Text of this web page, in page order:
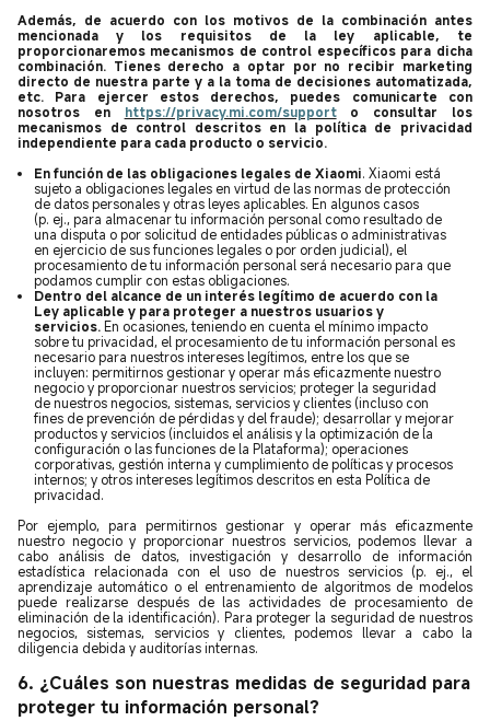
Además, de acuerdo con los motivos de la combinación antes
mencionada y los requisitos de la ley aplicable, te
proporcionaremos mecanismos de control específicos para dicha
combinación. Tienes derecho a optar por no recibir marketing
directo de nuestra parte y a la toma de decisiones automatizada,
etc. Para ejercer estos derechos, puedes comunicarte con
nosotros en https://privacy.mi.com/supporto consultar los
mecanismos de control descritos en la política de privacidad
independiente para cada producto o servicio.
En función de las obligaciones legales de Xiaomi. Xiaomi está
sujeto a obligaciones legales en virtud de las normas de protección
de datos personales y otras leyes aplicables. En algunos casos
(p. ej., para almacenar tu información personal como resultado de
una disputa o por solicitud de entidades públicas o administrativas
en ejercicio de sus funciones legales o por orden judicial), el
procesamiento de tu información personal será necesario para que
podamos cumplir con estas obligaciones.
Dentro del alcance de un interés legítimo de acuerdo con la
Ley aplicable y para proteger a nuestros usuarios y
servicios. En ocasiones, teniendo en cuenta el mínimo impacto
sobre tu privacidad, el procesamiento de tu información personal es
necesario para nuestros intereses legítimos, entre los que se
incluyen: permitirnos gestionar y operar más eficazmente nuestro
negocio y proporcionar nuestros servicios; proteger la seguridad
de nuestros negocios, sistemas, servicios y clientes (incluso con
fines de prevención de pérdidas y del fraude); desarrollar y mejorar
productos y servicios (incluidos el análisis y la optimización de la
configuración o las funciones de la Plataforma); operaciones
corporativas, gestión interna y cumplimiento de políticas y procesos
internos; y otros intereses legítimos descritos en esta Política de
privacidad.
Por ejemplo, para permitirnos gestionar y operar más eficazmente
nuestro negocio y proporcionar nuestros servicios, podemos llevar a
cabo análisis de datos, investigación y desarrollo de información
estadística relacionada con el uso de nuestros servicios (p. ej., el
aprendizaje automático o el entrenamiento de algoritmos de modelos
puede realizarse después de las actividades de procesamiento de
eliminación de la identificación). Para proteger la seguridad de nuestros
negocios, sistemas, servicios y clientes, podemos llevar a cabo la
diligencia debida y auditorías internas.
6. ¿Cuáles son nuestras medidas de seguridad para
proteger tu información personal?